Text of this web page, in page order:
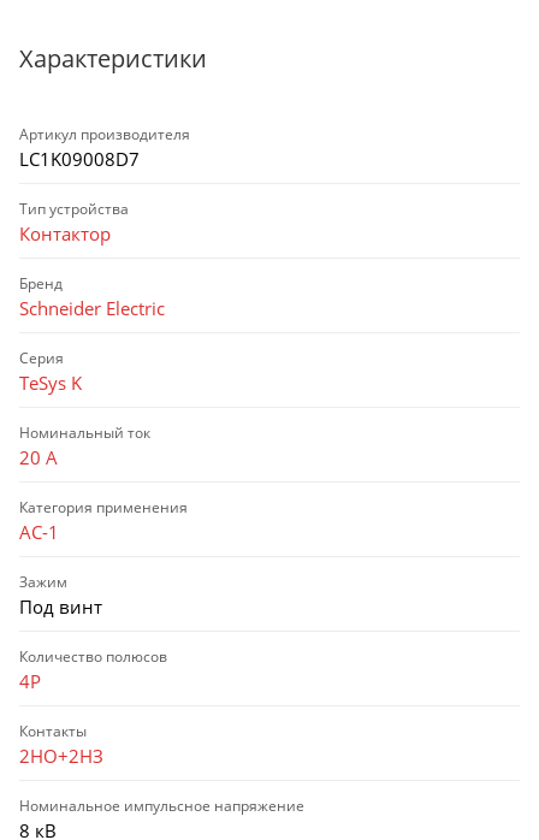
Характеристики
Артикул производителя
LC1K09008D7
Тип устройства
Контактор
Бренд
Schneider Electric
Серия
TeSys K
Номинальный ток
20 А
Категория применения
AC-1
Зажим
Под винт
Количество полюсов
4P
Контакты
2НО+2НЗ
Номинальное импульсное напряжение
8 кВ